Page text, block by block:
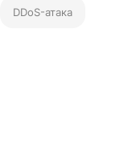
DDoS-атака